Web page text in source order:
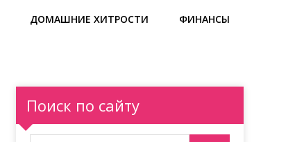
ДОМАШНИЕ ХИТРОСТИ ФИНАНСЫ
Поиск по сайту